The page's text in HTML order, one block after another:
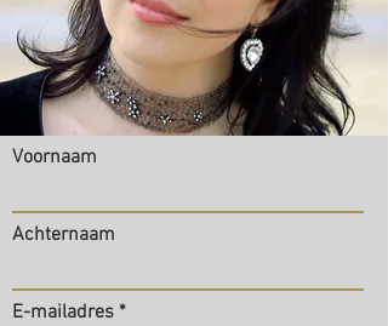
Voornaam
Achternaam
E-mailadres